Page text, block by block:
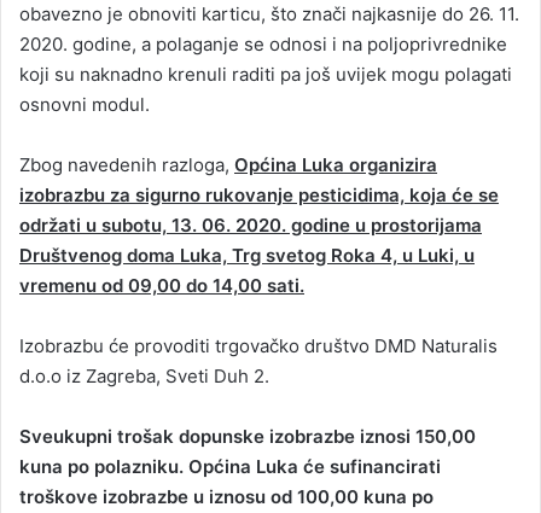
obavezno je obnoviti karticu, što znači najkasnije do 26. 11.
2020. godine, a polaganje se odnosi i na poljoprivrednike
koji su naknadno krenuli raditi pa još uvijek mogu polagati
osnovni modul.
Zbog navedenih razloga, Općina Luka organizira
izobrazbu za sigurno rukovanje pesticidima, koja će se
održati u subotu, 13. 06. 2020. godine u prostorijama
Društvenog doma Luka, Trg svetog Roka 4, u Luki, u
vremenu od 09,00 do 14,00 sati.
Izobrazbu će provoditi trgovačko društvo DMD Naturalis
d.o.o iz Zagreba, Sveti Duh 2.
Sveukupni trošak dopunske izobrazbe iznosi 150,00
kuna po polazniku. Općina Luka će sufinancirati
troškove izobrazbe u iznosu od 100,00 kuna po